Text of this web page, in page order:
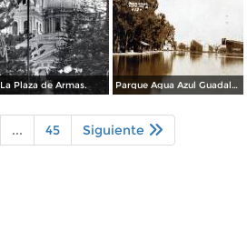
La Plaza de Armas. Parque Agua Azul Guadalajara, Jalisco.
... 45 Siguiente